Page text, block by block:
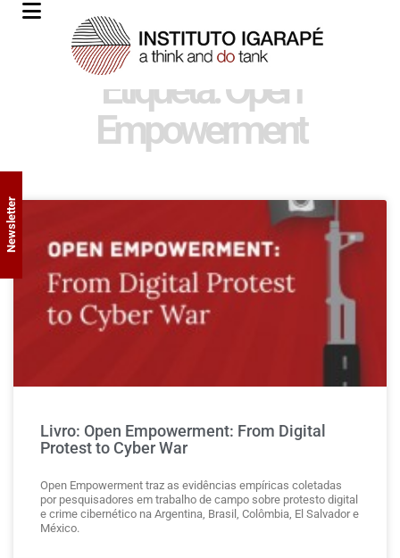
Etiqueta: Open
Empowerment
Livro: Open Empowerment: From Digital
Protest to Cyber War
Open Empowerment traz as evidências empíricas coletadas
por pesquisadores em trabalho de campo sobre protesto digital
e crime cibernético na Argentina, Brasil, Colômbia, El Salvador e
México.
Newsletter